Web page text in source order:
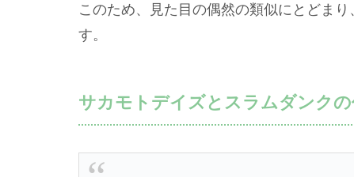
このため、見た目の偶然の類似にとどま
す。
サカモトデイズとスラムダンクの